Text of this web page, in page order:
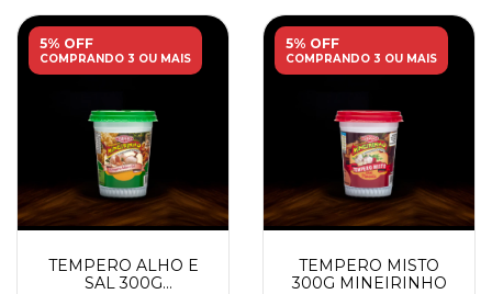
5% OFF
COMPRANDO 3 OU MAIS
TEMPERO ALHO E
SAL 300G
5% OFF
COMPRANDO 3 OU MAIS
TEMPERO MISTO
300G MINEIRINHO